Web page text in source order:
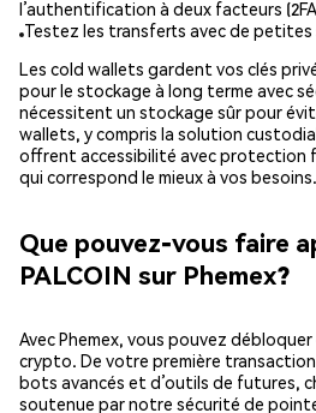
l’authentification à deux facteurs
Testez les transferts avec de petites
Les cold wallets gardent vos clés
pour le stockage à long terme avec
nécessitent un stockage sûr pour
wallets, y compris la solution
offrent accessibilité avec protection
qui correspond le mieux à vos besoins.
Que pouvez-vous faire
PALCOIN sur Phemex?
Avec Phemex, vous pouvez
crypto. De votre première
bots avancés et d’outils de futures,
soutenue par notre sécurité de